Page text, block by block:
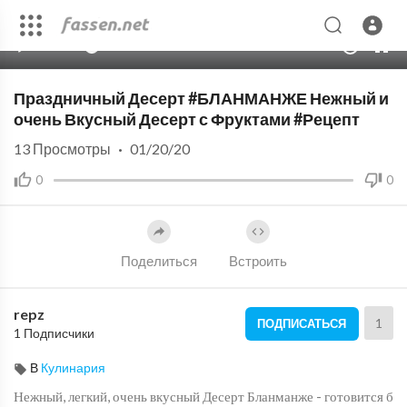
Праздничный Десерт #БЛАНМАНЖЕ Нежный и
очень Вкусный Десерт с Фруктами #Рецепт
0 0
13 Просмотры · 01/20/20
Поделиться Встроить
repz
1 Подписчики
ПОДПИСАТЬСЯ 1
В Кулинария
Нежный, легкий, очень вкусный Десерт Бланманже - готовится б